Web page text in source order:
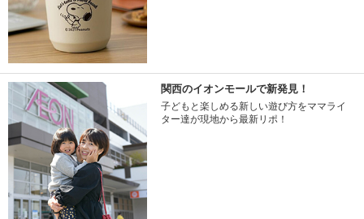
関西のイオンモールで新発見！
子どもと楽しめる新しい遊び方をママライ
ター達が現地から最新リポ！